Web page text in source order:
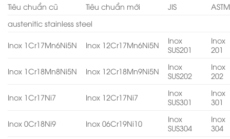
Tiêu chuẩn cũ Tiêu chuẩn mới JIS
ASTM
austenitic stainless steel
Inox 1Cr17Mn6Ni5N Inox 12Cr17Mn6Ni5N
Inox
SUS201
Inox
201
Inox 1Cr18Mn8Ni5N Inox 12Cr18Mn9Ni5N
Inox
SUS202
Inox
202
Inox 1Cr17Ni7 Inox 12Cr17Ni7
Inox
SUS301
Inox
301
Inox 0Cr18Ni9 Inox 06Cr19Ni10
Inox
SUS304
Inox
304